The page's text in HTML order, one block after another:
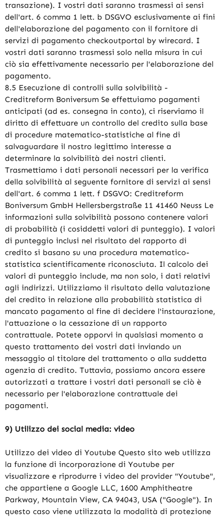
transazione). I vostri dati saranno trasmessi ai sensi
dell'art. 6 comma 1 lett. b DSGVO esclusivamente ai fini
dell'elaborazione del pagamento con il fornitore di
servizi di pagamento checkoutportal by wirecard. I
vostri dati saranno trasmessi solo nella misura in cui
ciò sia effettivamente necessario per l'elaborazione del
pagamento.
8.5 Esecuzione di controlli sulla solvibilità -
Creditreform Boniversum Se effettuiamo pagamenti
anticipati (ad es. consegna in conto), ci riserviamo il
diritto di effettuare un controllo del credito sulla base
di procedure matematico-statistiche al fine di
salvaguardare il nostro legittimo interesse a
determinare la solvibilità dei nostri clienti.
Trasmettiamo i dati personali necessari per la verifica
della solvibilità al seguente fornitore di servizi ai sensi
dell'art. 6 comma 1 lett. f DSGVO: Creditreform
Boniversum GmbH Hellersbergstraße 11 41460 Neuss Le
informazioni sulla solvibilità possono contenere valori
di probabilità (i cosiddetti valori di punteggio). I valori
di punteggio inclusi nel risultato del rapporto di
credito si basano su una procedura matematico-
statistica scientificamente riconosciuta. Il calcolo dei
valori di punteggio include, ma non solo, i dati relativi
agli indirizzi. Utilizziamo il risultato della valutazione
del credito in relazione alla probabilità statistica di
mancato pagamento al fine di decidere l'instaurazione,
l'attuazione o la cessazione di un rapporto
contrattuale. Potete opporvi in qualsiasi momento a
questo trattamento dei vostri dati inviando un
messaggio al titolare del trattamento o alla suddetta
agenzia di credito. Tuttavia, possiamo ancora essere
autorizzati a trattare i vostri dati personali se ciò è
necessario per l'elaborazione contrattuale dei
pagamenti.
9) Utilizzo dei social media: video
Utilizzo dei video di Youtube Questo sito web utilizza
la funzione di incorporazione di Youtube per
visualizzare e riprodurre i video del provider "Youtube",
che appartiene a Google LLC, 1600 Amphitheatre
Parkway, Mountain View, CA 94043, USA ("Google"). In
questo caso viene utilizzata la modalità di protezione